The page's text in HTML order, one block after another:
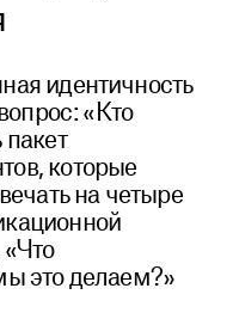
идентичность
«Кто
которые
на четыре
это делаем?»